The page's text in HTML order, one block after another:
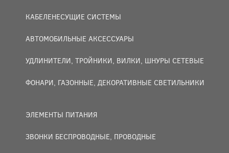
КАБЕЛЕНЕСУЩИЕ СИСТЕМЫ
АВТОМОБИЛЬНЫЕ АКСЕССУАРЫ
УДЛИНИТЕЛИ, ТРОЙНИКИ, ВИЛКИ, ШНУРЫ СЕТЕВЫЕ
ФОНАРИ, ГАЗОННЫЕ, ДЕКОРАТИВНЫЕ СВЕТИЛЬНИКИ
ЭЛЕМЕНТЫ ПИТАНИЯ
ЗВОНКИ БЕСПРОВОДНЫЕ, ПРОВОДНЫЕ